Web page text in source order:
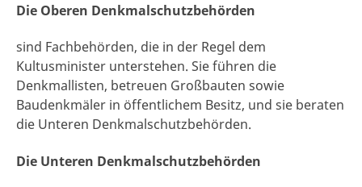
Die Oberen Denkmalschutzbehörden
sind Fachbehörden, die in der Regel dem
Kultusminister unterstehen. Sie führen die
Denkmallisten, betreuen Großbauten sowie
Baudenkmäler in öffentlichem Besitz, und sie beraten
die Unteren Denkmalschutzbehörden.
Die Unteren Denkmalschutzbehörden